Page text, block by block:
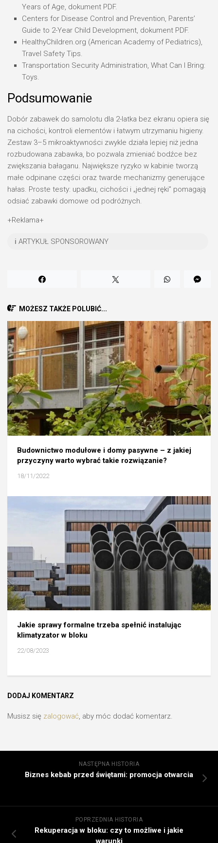
Years of Age, dokument PDF.
Centers for Disease Control and Prevention, Parents’
Guide to 2-Year Child Development, dokument PDF.
HealthyChildren.org (American Academy of Pediatrics),
Travel Safety Tips.
Transportation Security Administration, What Can I Bring:
Toys.
Podsumowanie
Dobór zabawek do samolotu dla 2-latka bez ekranu opiera się
na cichości, kontroli elementów i łatwym utrzymaniu higieny.
Zestaw 3–5 mikroaktywności zwykle działa lepiej niż jedna
rozbudowana zabawka, bo pozwala zmieniać bodźce bez
zwiększania bałaganu. Największe ryzyko w kabinie tworzą
małe odpinane części oraz twarde mechanizmy generujące
hałas. Proste testy: upadku, cichości i „jednej ręki” pomagają
odsiać zabawki domowe od podróżnych.
+Reklama+
ℹ️ ARTYKUŁ SPONSOROWANY
MOŻESZ TAKŻE POLUBIĆ...
Budownictwo modułowe i domy pasywne – z jakiej
przyczyny warto wybrać takie rozwiązanie?
18/11/2022
Jakie sprawy formalne trzeba spełnić instalując
klimatyzator w bloku
22/08/2023
DODAJ KOMENTARZ
Musisz się zalogować, aby móc dodać komentarz.
NASTĘPNA HISTORIA
Biznes kebab przed świętami: promocja otwarcia
POPRZEDNIA HISTORIA
Rekuperacja w bloku: czy to możliwe i jakie